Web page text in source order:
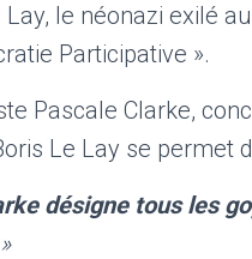
le néonazi exilé
Participative ».
Pascale Clarke,
Le Lay se permet
désigne tous les